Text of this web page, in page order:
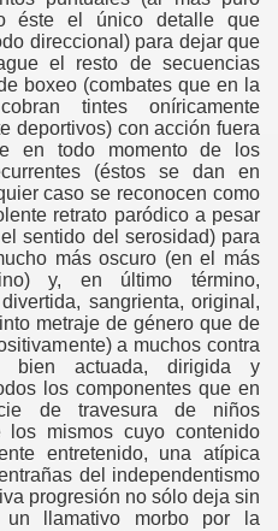
éste el único detalle que
direccional) para dejar que
el resto de secuencias
boxeo (combates que en la
tintes oníricamente
deportivos) con acción fuera
en todo momento de los
(éstos se dan en
caso se reconocen como
retrato paródico a pesar
sentido del serosidad) para
más oscuro (en el más
y, en último término,
sangrienta, original,
metraje de género que de
a muchos contra
bien actuada, dirigida y
los componentes que en
de travesura de niños
mismos cuyo contenido
entretenido, una atípica
del independentismo
progresión no sólo deja sin
llamativo morbo por la